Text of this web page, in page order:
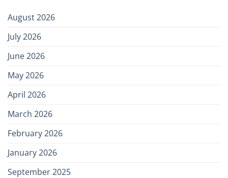
August 2026
July 2026
June 2026
May 2026
April 2026
March 2026
February 2026
January 2026
September 2025